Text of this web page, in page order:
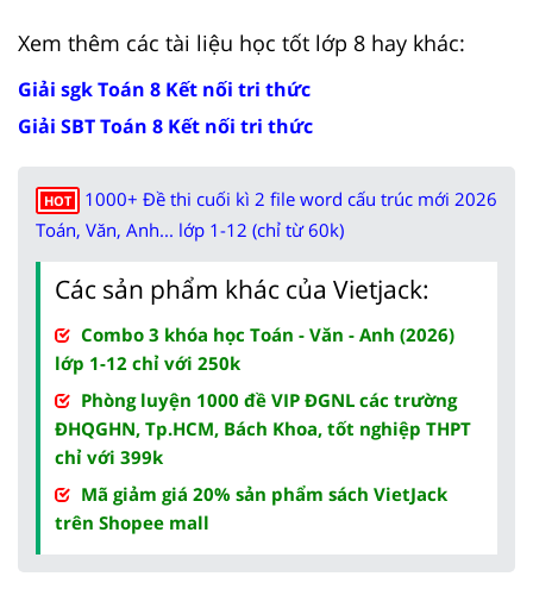
Xem thêm các tài liệu học tốt lớp 8 hay khác:
Giải sgk Toán 8 Kết nối tri thức
Giải SBT Toán 8 Kết nối tri thức
HOT
1000+ Đề thi cuối kì 2 file word cấu trúc mới 2026
Toán, Văn, Anh... lớp 1-12 (chỉ từ 60k)
Các sản phẩm khác của Vietjack:
Combo 3 khóa học Toán - Văn - Anh (2026)
lớp 1-12 chỉ với 250k
Phòng luyện 1000 đề VIP ĐGNL các trường
ĐHQGHN, Tp.HCM, Bách Khoa, tốt nghiệp THPT
chỉ với 399k
Mã giảm giá 20% sản phẩm sách VietJack
trên Shopee mall